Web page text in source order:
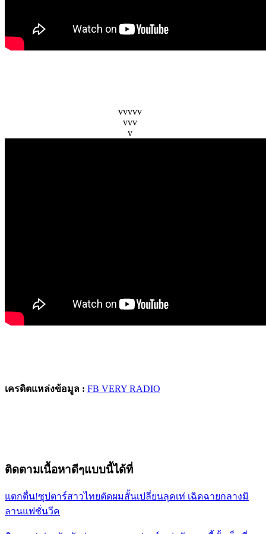
vvvvv
vvv
v
เครดิตแหล่งข้อมูล : FB VERY RADIO
ติดตามเนื้อหาดีๆแบบนี้ได้ที่
แตกตื่น!ซุปตาร์สาวไทยตัดผมสั้นเปลี่ยนลุคเท่ เฉิดฉายกลางมิ
ลานแฟชั่นวีค